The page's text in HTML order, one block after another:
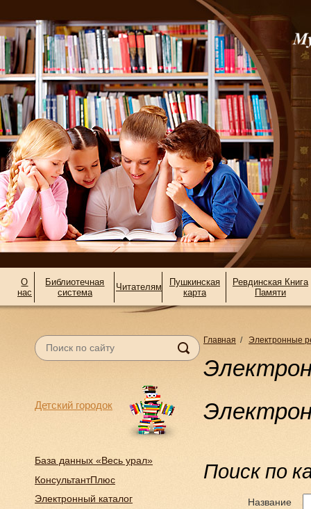
О
нас
Библиотечная
система
Читателям
Пушкинская
карта
Ревдинская Книга
Памяти
Детский городок
База данных «Весь урал»
КонсультантПлюс
Электронный каталог
Главная / Электронные
Поиск по
Название